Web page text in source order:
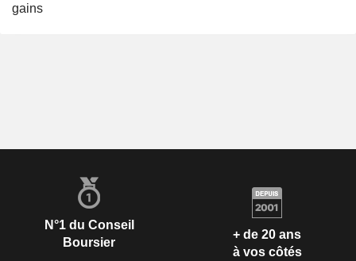
gains
N°1 du Conseil
Boursier
+ de 20 ans
à vos côtés